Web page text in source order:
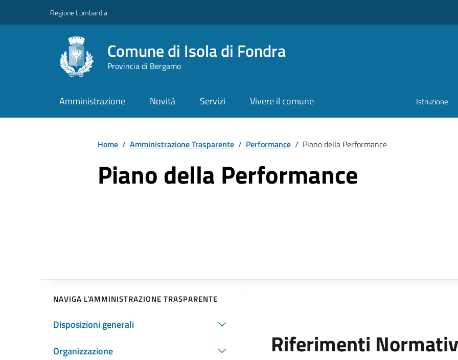
Regione Lombardia
Comune di Isola di Fondra
Provincia di Bergamo
Amministrazione Novità Servizi Vivere il comune Istruzione
Home / Amministrazione Trasparente / Performance / Piano della Performance
Piano della Performance
NAVIGA L'AMMINISTRAZIONE TRASPARENTE
Disposizioni generali
Organizzazione
Riferimenti